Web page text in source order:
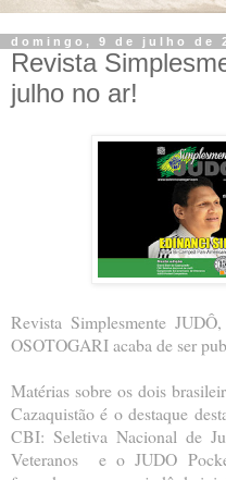
domingo, 9 de julho de
Revista
julho no ar!
Revista Simplesmente
OSOTOGARI acaba de ser
Matérias sobre os dois
Cazaquistão é o destaque
CBI: Seletiva Nacional de
Veteranos e o JUDO